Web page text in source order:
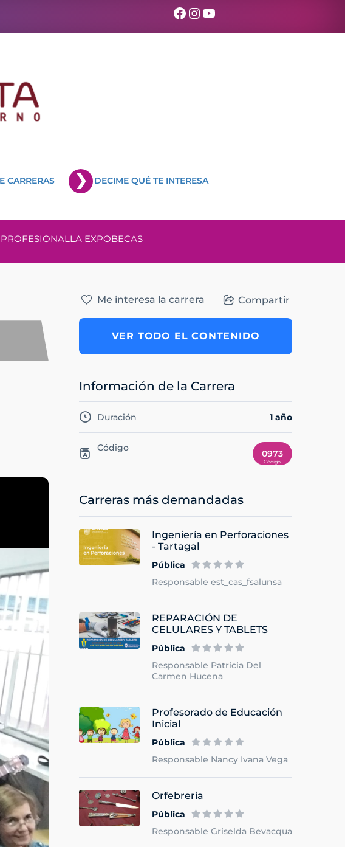
Facebook
Instagram
YouTube
CARRERAS DECIME QUÉ TE INTERESA
LA EXPOBECAS
Me interesa la carrera Compartir
VER TODO EL CONTENIDO
Información de la Carrera
Duración 1 año
Código
0973
Carreras más demandadas
Ingeniería en Perforaciones
- Tartagal
Pública
Responsable est_cas_fsalunsa
REPARACIÓN DE
CELULARES Y TABLETS
Pública
Responsable Patricia Del
Carmen Hucena
Profesorado de Educación
Inicial
Pública
Responsable Nancy Ivana Vega
Orfebreria
Pública
Responsable Griselda Bevacqua